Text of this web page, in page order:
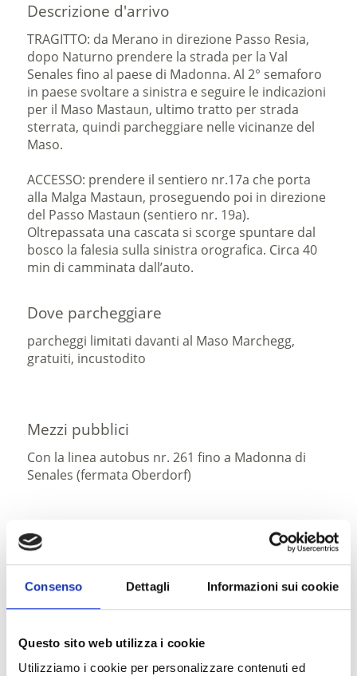
Consenso Dettagli Informazioni sui cookie
Questo sito web utilizza i cookie
Utilizziamo i cookie per personalizzare contenuti ed
Descrizione d'arrivo
TRAGITTO: da Merano in direzione Passo Resia,
dopo Naturno prendere la strada per la Val
Senales fino al paese di Madonna. Al 2° semaforo
in paese svoltare a sinistra e seguire le indicazioni
per il Maso Mastaun, ultimo tratto per strada
sterrata, quindi parcheggiare nelle vicinanze del
Maso.
ACCESSO: prendere il sentiero nr.17a che porta
alla Malga Mastaun, proseguendo poi in direzione
del Passo Mastaun (sentiero nr. 19a).
Oltrepassata una cascata si scorge spuntare dal
bosco la falesia sulla sinistra orografica. Circa 40
min di camminata dall’auto.
Dove parcheggiare
parcheggi limitati davanti al Maso Marchegg,
gratuiti, incustodito
Mezzi pubblici
Con la linea autobus nr. 261 fino a Madonna di
Senales (fermata Oberdorf)
scaricare GPX